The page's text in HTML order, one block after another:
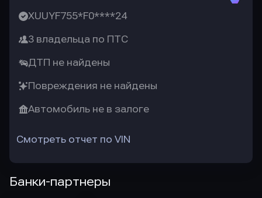
XUUYF755*F0****24
3 владельца по ПТС
ДТП не найдены
Повреждения не найдены
Автомобиль не в залоге
Смотреть отчет по VIN
Банки-партнеры